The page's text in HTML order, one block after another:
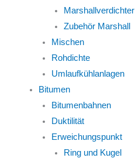
Marshallverdichter
Zubehör Marshall
Mischen
Rohdichte
Umlaufkühlanlagen
Bitumen
Bitumenbahnen
Duktilität
Erweichungspunkt
Ring und Kugel